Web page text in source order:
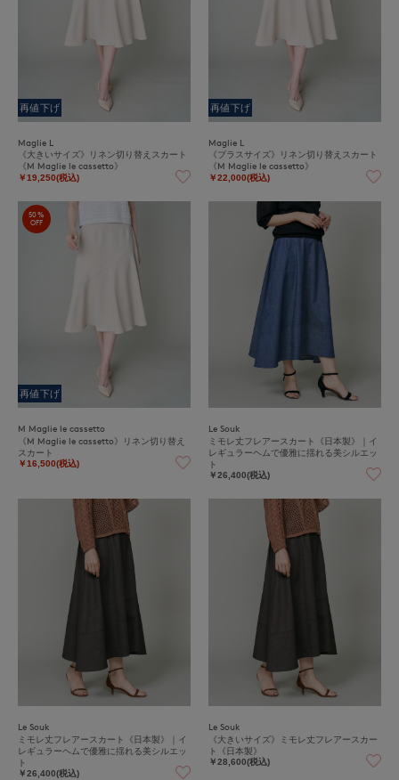
再値下げ
Maglie L
《大きいサイズ》リネン切り替えスカート
《M Maglie le cassetto》
￥19,250(税込)
再値下げ
Maglie L
《プラスサイズ》リネン切り替えスカート
《M Maglie le cassetto》
￥22,000(税込)
50%
OFF
再値下げ
M Maglie le cassetto
《M Maglie le cassetto》リネン切り替え
スカート
￥16,500(税込)
Le Souk
ミモレ丈フレアースカート《日本製》｜イ
レギュラーヘムで優雅に揺れる美シルエッ
ト
￥26,400(税込)
Le Souk
ミモレ丈フレアースカート《日本製》｜イ
レギュラーヘムで優雅に揺れる美シルエッ
ト
￥26,400(税込)
Le Souk
《大きいサイズ》ミモレ丈フレアースカー
ト《日本製》
￥28,600(税込)